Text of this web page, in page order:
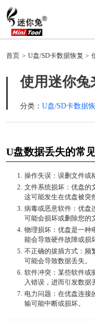
产品
迷你兔分区向导
下载
购买
帮助中心
关于我们
关于迷你兔
联系我们
首页 > U盘/SD卡数据恢复 >
使用迷你兔
分类： U盘/SD卡数据
U盘数据丢失的常
操作失误：误删文件或
文件系统损坏：优盘的
这可能发生在优盘被突
病毒或恶意软件：优盘
可能会损坏或删除您的
物理损坏：优盘是一种
能会导致硬件故障或损
不正确的拔插方式：频
可能会导致数据丢失。
软件冲突：某些软件或
入错误，进而引发数据
电力问题：在优盘连接
输可能中断或损坏。